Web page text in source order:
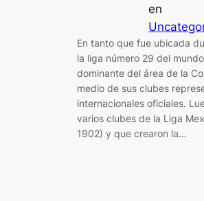
en
En tanto que fue ubicada
la liga número 29 del
dominante del área de la
medio de sus clubes
internacionales oficiales.
varios clubes de la Liga
1902) y que crearon la…